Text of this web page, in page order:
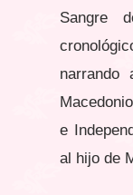
Sangre
e
al hijo de